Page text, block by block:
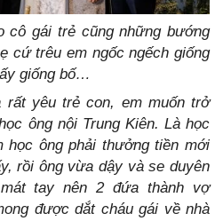
cô gái trẻ cũng những bướng
cứ trêu em ngốc ngếch giống
giống bố…
rất yêu trẻ con, em muốn trở
ông nội Trung Kiên. Là học
học ông phải thưởng tiền mới
rồi ông vừa dậy và se duyên
tay nên 2 đứa thành vợ
được dắt cháu gái về nhà